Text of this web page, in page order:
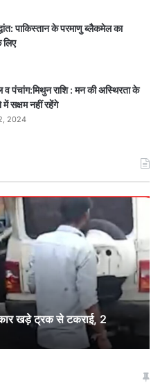
पाकिस्तान के परमाणु ब्लैकमेल का
पंचांग:मिथुन राशि : मन की अस्थिरता के
सक्षम नहीं रहेंगे
2024
खड़े ट्रक से टकराई, 2